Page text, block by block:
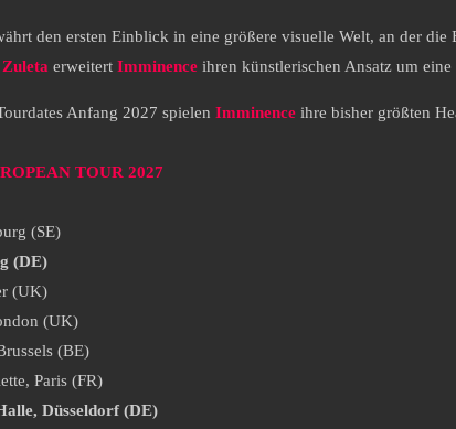
den ersten Einblick in eine größere visuelle Welt, an der
erweitert Imminence ihren künstlerischen Ansatz um
Anfang 2027 spielen Imminence ihre bisher größten
TOUR 2027
(SE)
(DE)
(UK)
(UK)
(BE)
Paris (FR)
Düsseldorf (DE)